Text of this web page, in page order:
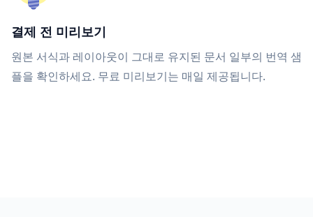
결제 전 미리보기
원본 서식과 레이아웃이 그대로 유지된 문서 일부의 번역 샘
플을 확인하세요. 무료 미리보기는 매일 제공됩니다.